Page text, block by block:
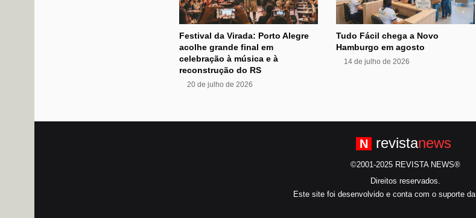
Festival da Virada: Porto Alegre
acolhe grande final em
celebração à música e à
reconstrução do RS
20 de julho de 2026
Tudo Fácil chega a Novo
Hamburgo em agosto
14 de julho de 2026
N revistanews
©2001-2025 REVISTA NEWS®
Direitos reservados.
Este site foi desenvolvido e conta com o suporte da